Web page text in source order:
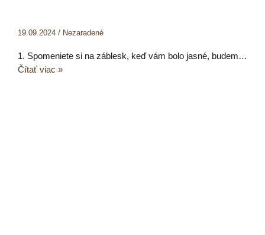
19.09.2024 / Nezaradené
1. Spomeniete si na záblesk, keď vám bolo jasné, budem…
Čítať viac »